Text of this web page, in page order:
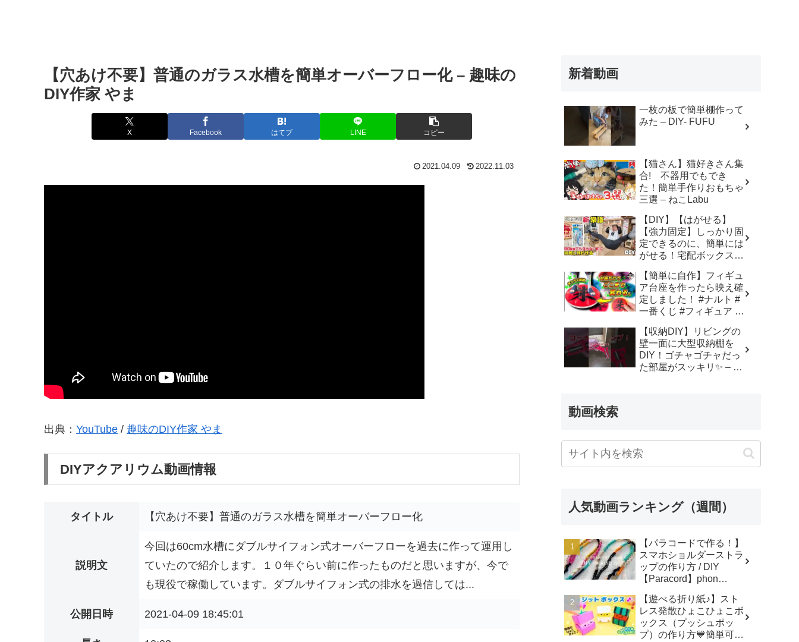
【穴あけ不要】普通のガラス水槽を簡単オーバーフロー化 – 趣味の
DIY作家 やま
X Facebook はてブ LINE コピー
2021.04.09 2022.11.03
出典： YouTube / 趣味のDIY作家 やま
DIYアクアリウム動画情報
タイトル 【穴あけ不要】普通のガラス水槽を簡単オーバーフロー化
説明文
今回は60cm水槽にダブルサイフォン式オーバーフローを過去に作って運用し
ていたので紹介します。１０年ぐらい前に作ったものだと思いますが、今で
も現役で稼働しています。ダブルサイフォン式の排水を過信しては...
公開日時 2021-04-09 18:45:01
新着動画
一枚の板で簡単棚作って
みた – DIY- FUFU
【猫さん】猫好きさん集
合! 不器用でもでき
た！簡単手作りおもちゃ
三選 – ねこLabu
【DIY】【はがせる】
【強力固定】しっかり固
定できるのに、簡単には
がせる！宅配ボックスや
ドの固定にも最適！ – 寿
チャンネルDIY
【簡単に自作】フィギュ
ア台座を作ったら映え確
定しました！ #ナルト #
一番くじ #フィギュア –
【収納DIY】リビングの
壁一面に大型収納棚を
DIY！ゴチャゴチャだっ
た部屋がスッキリ✨ – 便
動画検索
人気動画ランキング（週間）
【パラコードで作る！】
スマホショルダーストラ
ップの作り方 / DIY
【Paracord】phon
Macrame traveler Hikaru
【遊べる折り紙♪】スト
レス発散ひょこひょこボ
ックス（プッシュポッ
プ）の作り方💙簡単可愛